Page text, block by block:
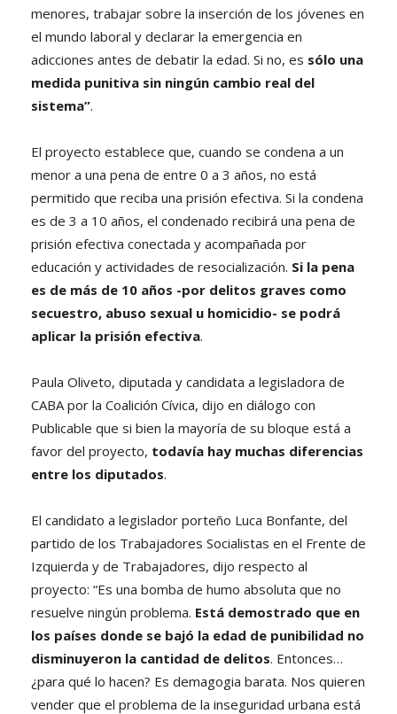
menores, trabajar sobre la inserción de los jóvenes en
el mundo laboral y declarar la emergencia en
adicciones antes de debatir la edad. Si no, es sólo una
medida punitiva sin ningún cambio real del
sistema”.
El proyecto establece que, cuando se condena a un
menor a una pena de entre 0 a 3 años, no está
permitido que reciba una prisión efectiva. Si la condena
es de 3 a 10 años, el condenado recibirá una pena de
prisión efectiva conectada y acompañada por
educación y actividades de resocialización. Si la pena
es de más de 10 años -por delitos graves como
secuestro, abuso sexual u homicidio- se podrá
aplicar la prisión efectiva.
Paula Oliveto, diputada y candidata a legisladora de
CABA por la Coalición Cívica, dijo en diálogo con
Publicable que si bien la mayoría de su bloque está a
favor del proyecto, todavía hay muchas diferencias
entre los diputados.
El candidato a legislador porteño Luca Bonfante, del
partido de los Trabajadores Socialistas en el Frente de
Izquierda y de Trabajadores, dijo respecto al
proyecto: “Es una bomba de humo absoluta que no
resuelve ningún problema. Está demostrado que en
los países donde se bajó la edad de punibilidad no
disminuyeron la cantidad de delitos. Entonces…
¿para qué lo hacen? Es demagogia barata. Nos quieren
vender que el problema de la inseguridad urbana está